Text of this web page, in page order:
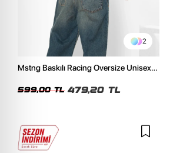
2
Mstng Baskılı Racing Oversize Unisex
599,00 TL 479,20 TL